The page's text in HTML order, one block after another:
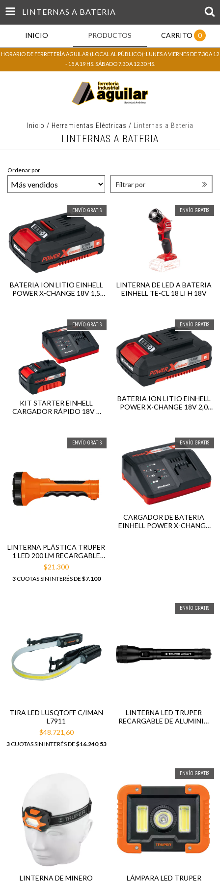
LINTERNAS A BATERIA
INICIO PRODUCTOS CARRITO 0
HORARIO DE FERRETERÍA AGUILAR (LOCAL AL PÚBLICO): LUNES A VIERNES DE 7.30 A 12
- 15 A 19 HS. SÁBADO 7.30 A 12.30 HS.
Inicio / Herramientas Eléctricas / Linternas a Bateria
LINTERNAS A BATERIA
Ordenar por
Filtrar por
ENVÍO GRATIS
BATERIA ION LITIO EINHELL
POWER X-CHANGE 18V 1,5
ENVÍO GRATIS
LINTERNA DE LED A BATERIA
EINHELL TE-CL 18 LI H 18V
ENVÍO GRATIS
KIT STARTER EINHELL
CARGADOR RÁPIDO 18V +
ENVÍO GRATIS
BATERIA ION LITIO EINHELL
POWER X-CHANGE 18V 2,0
ENVÍO GRATIS
LINTERNA PLÁSTICA TRUPER
1 LED 200 LM RECARGABLE
19847
$21.300
3CUOTAS SIN INTERÉS DE $7.100
ENVÍO GRATIS
CARGADOR DE BATERIA
EINHELL POWER X-CHANGE
TIRA LED LUSQTOFF C/IMAN
L7911
$48.721,60
3CUOTAS SIN INTERÉS DE $16.240,53
ENVÍO GRATIS
LINTERNA LED TRUPER
RECARGABLE DE ALUMINIO
LINTERNA DE MINERO
ENVÍO GRATIS
LÁMPARA LED TRUPER